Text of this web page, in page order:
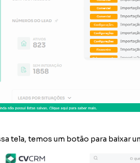
tela, temos um botão para baixar